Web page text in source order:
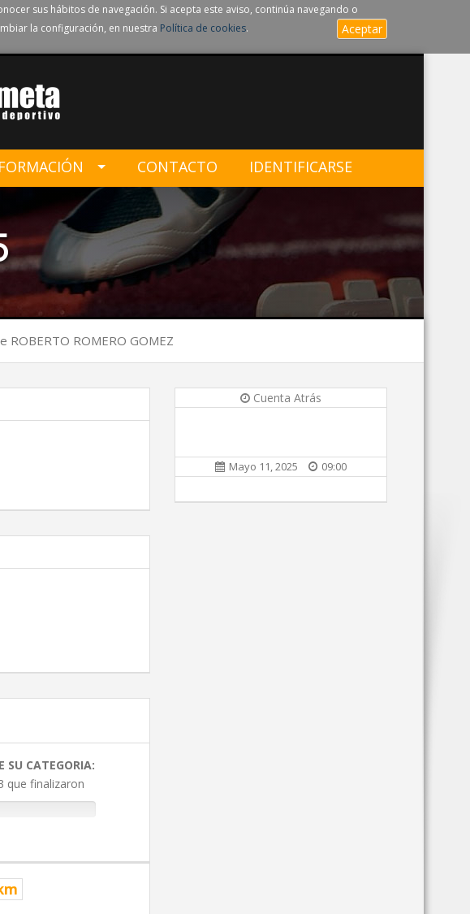
sus hábitos de navegación. Si acepta este aviso, continúa navegando o
la configuración, en nuestra Política de cookies. Aceptar
CONTACTO IDENTIFICARSE
ROBERTO ROMERO GOMEZ
SU CATEGORIA:
que finalizaron
Cuenta Atrás
Mayo 11, 2025 09:00